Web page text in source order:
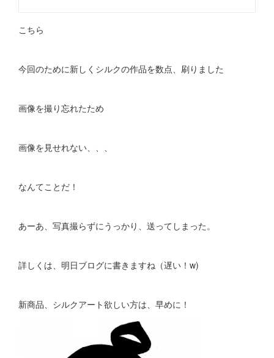
こちら
今回のために新しくシルクの作品を数点、刷りました
画像を撮り忘れたため
画像を見せれない、、、
なんてことだ！
あーあ、写真撮らずにうっかり、送ってしまった。
詳しくは、明日ブログに書きますね（遅い！w)
新商品、シルクアート欲しい方は、早めに！